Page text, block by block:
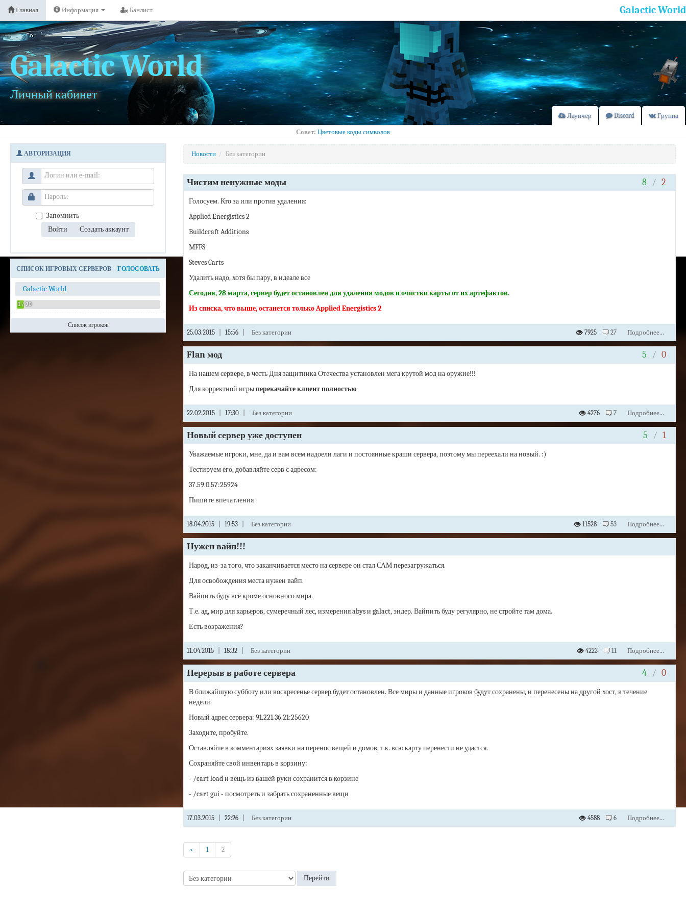
Galactic World
Личный кабинет
Лаунчер Discord Группа
Совет: Цветовые коды символов
Galactic World
Главная Информация Банлист
АВТОРИЗАЦИЯ
Запомнить
СПИСОК ИГРОВЫХ СЕРВЕРОВ ГОЛОСОВАТЬ
Galactic World
1 / 20
Список игроков
Новости / Без категории
Чистим ненужные моды 8 / 2
Голосуем. Кто за или против удаления:
Applied Energistics 2
Buildcraft Additions
MFFS
Steves Carts
Удалить надо, хотя бы пару, в идеале все
Сегодня, 28 марта, сервер будет остановлен для удаления модов и очистки карты от их артефактов.
Из списка, что выше, останется только Applied Energistics 2
25.03.2015 15:56 Без категории 7925 27 Подробнее...
Flan мод 5 / 0
На нашем сервере, в честь Дня защитника Отечества установлен мега крутой мод на оружие!!!
Для корректной игрыперекачайте клиент полностью
22.02.2015 17:30 Без категории 4276 7 Подробнее...
Новый сервер уже доступен 5 / 1
Уважаемые игроки, мне, да и вам всем надоели лаги и постоянные краши сервера, поэтому мы переехали на новый. :)
Тестируем его, добавляйте серв с адресом:
37.59.0.57:25924
Пишите впечатления
18.04.2015 19:53 Без категории 11528 53 Подробнее...
Нужен вайп!!!
Народ, из-за того, что заканчивается место на сервере он стал САМ перезагружаться.
Для освобождения места нужен вайп.
Вайпить буду всё кроме основного мира.
Т.е. ад, мир для карьеров, сумеречный лес, измерения abys и galact, эндер. Вайпить буду регулярно, не стройте там дома.
Есть возражения?
11.04.2015 18:32 Без категории 4223 11 Подробнее...
Перерыв в работе сервера 4 / 0
В ближайшую субботу или воскресенье сервер будет остановлен. Все миры и данные игроков будут сохранены, и перенесены на другой хост, в течение
недели.
Новый адрес сервера: 91.221.36.21:25620
Заходите, пробуйте.
Оставляйте в комментариях заявки на перенос вещей и домов, т.к. всю карту перенести не удастся.
Сохраняйте свой инвентарь в корзину:
- /cart load и вещь из вашей руки сохранится в корзине
- /cart gui - посмотреть и забрать сохраненные вещи
17.03.2015 22:26 Без категории 4588 6 Подробнее...
< 1 2
Перейти